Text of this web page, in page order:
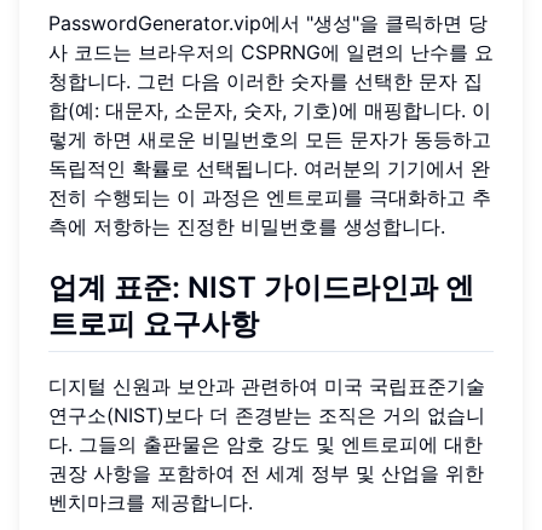
PasswordGenerator.vip에서 "생성"을 클릭하면 당
사 코드는 브라우저의 CSPRNG에 일련의 난수를 요
청합니다. 그런 다음 이러한 숫자를 선택한 문자 집
합(예: 대문자, 소문자, 숫자, 기호)에 매핑합니다. 이
렇게 하면 새로운 비밀번호의 모든 문자가 동등하고
독립적인 확률로 선택됩니다. 여러분의 기기에서 완
전히 수행되는 이 과정은 엔트로피를 극대화하고 추
측에 저항하는 진정한 비밀번호를 생성합니다.
업계 표준: NIST 가이드라인과 엔
트로피 요구사항
디지털 신원과 보안과 관련하여 미국 국립표준기술
연구소(NIST)보다 더 존경받는 조직은 거의 없습니
다. 그들의 출판물은 암호 강도 및 엔트로피에 대한
권장 사항을 포함하여 전 세계 정부 및 산업을 위한
벤치마크를 제공합니다.